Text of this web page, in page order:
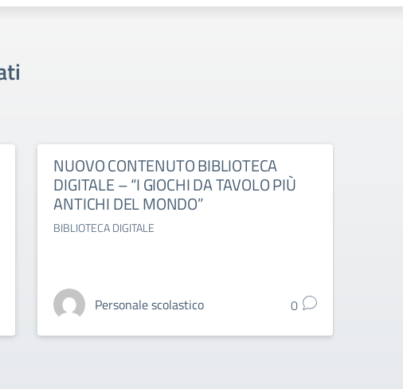
NUOVO CONTENUTO BIBLIOTECA
DIGITALE – “I GIOCHI DA TAVOLO PIÙ
ANTICHI DEL MONDO”
BIBLIOTECA DIGITALE
Personale scolastico 0